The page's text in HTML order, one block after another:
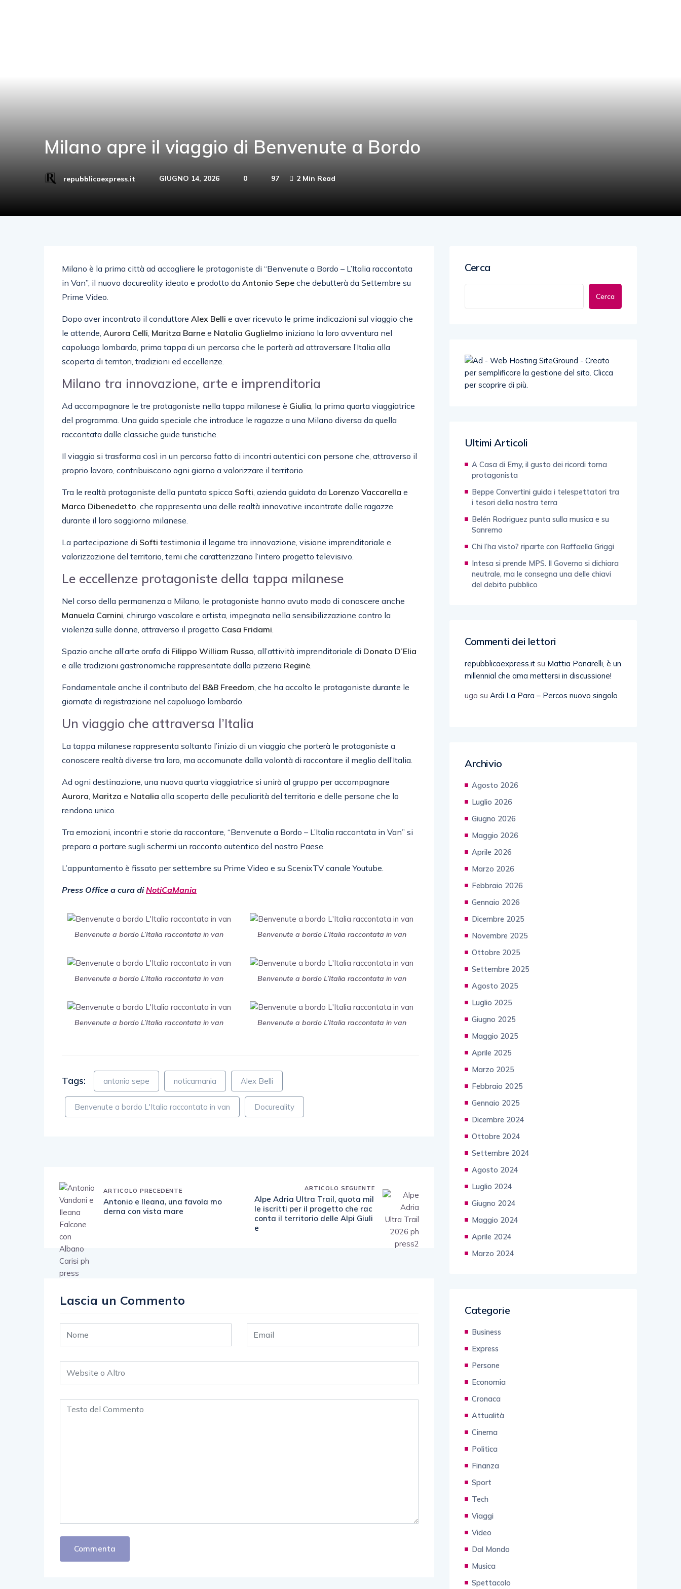
Milano apre il viaggio di Benvenute a Bordo
repubblicaexpress.it GIUGNO 14, 2026 0 97 2 Min Read
Milano è la prima città ad accogliere le protagoniste di “Benvenute a Bordo – L’Italia raccontata
in Van”, il nuovo docureality ideato e prodotto da Antonio Sepe che debutterà da Settembre su
Prime Video.
Dopo aver incontrato il conduttore Alex Belli e aver ricevuto le prime indicazioni sul viaggio che
le attende, Aurora Celli, Maritza Barne e Natalia Guglielmo iniziano la loro avventura nel
capoluogo lombardo, prima tappa di un percorso che le porterà ad attraversare l’Italia alla
scoperta di territori, tradizioni ed eccellenze.
Milano tra innovazione, arte e imprenditoria
Ad accompagnare le tre protagoniste nella tappa milanese è Giulia, la prima quarta viaggiatrice
del programma. Una guida speciale che introduce le ragazze a una Milano diversa da quella
raccontata dalle classiche guide turistiche.
Il viaggio si trasforma così in un percorso fatto di incontri autentici con persone che, attraverso il
proprio lavoro, contribuiscono ogni giorno a valorizzare il territorio.
Tra le realtà protagoniste della puntata spicca Softi, azienda guidata da Lorenzo Vaccarella e
Marco Dibenedetto, che rappresenta una delle realtà innovative incontrate dalle ragazze
durante il loro soggiorno milanese.
La partecipazione di Softi testimonia il legame tra innovazione, visione imprenditoriale e
valorizzazione del territorio, temi che caratterizzano l’intero progetto televisivo.
Le eccellenze protagoniste della tappa milanese
Nel corso della permanenza a Milano, le protagoniste hanno avuto modo di conoscere anche
Manuela Carnini, chirurgo vascolare e artista, impegnata nella sensibilizzazione contro la
violenza sulle donne, attraverso il progetto Casa Fridami.
Spazio anche all’arte orafa di Filippo William Russo, all’attività imprenditoriale di Donato D’Elia
e alle tradizioni gastronomiche rappresentate dalla pizzeria Reginè.
Fondamentale anche il contributo del B&B Freedom, che ha accolto le protagoniste durante le
giornate di registrazione nel capoluogo lombardo.
Un viaggio che attraversa l’Italia
La tappa milanese rappresenta soltanto l’inizio di un viaggio che porterà le protagoniste a
conoscere realtà diverse tra loro, ma accomunate dalla volontà di raccontare il meglio dell’Italia.
Ad ogni destinazione, una nuova quarta viaggiatrice si unirà al gruppo per accompagnare
Aurora, Maritza e Natalia alla scoperta delle peculiarità del territorio e delle persone che lo
rendono unico.
Tra emozioni, incontri e storie da raccontare, “Benvenute a Bordo – L’Italia raccontata in Van” si
prepara a portare sugli schermi un racconto autentico del nostro Paese.
L’appuntamento è fissato per settembre su Prime Video e su ScenixTV canale Youtube.
Press Office a cura diNotiCaMania
Benvenute a bordo L’Italia raccontata in van Benvenute a bordo L’Italia raccontata in van
Benvenute a bordo L’Italia raccontata in van Benvenute a bordo L’Italia raccontata in van
Benvenute a bordo L’Italia raccontata in van Benvenute a bordo L’Italia raccontata in van
Tags: antonio sepe noticamania Alex Belli
Benvenute a bordo L'Italia raccontata in van Docureality
ARTICOLO PRECEDENTE
Antonio e Ileana, una favola mo
derna con vista mare
ARTICOLO SEGUENTE
Alpe Adria Ultra Trail, quota mil
le iscritti per il progetto che rac
conta il territorio delle Alpi Giuli
e
Lascia un Commento
Cerca
Cerca
Ultimi Articoli
A Casa di Emy, il gusto dei ricordi torna
protagonista
Beppe Convertini guida i telespettatori tra
i tesori della nostra terra
Belén Rodriguez punta sulla musica e su
Sanremo
Chi l’ha visto? riparte con Raffaella Griggi
Intesa si prende MPS. Il Governo si dichiara
neutrale, ma le consegna una delle chiavi
del debito pubblico
Commenti dei lettori
repubblicaexpress.it su Mattia Panarelli, è un
millennial che ama mettersi in discussione!
ugo su Ardi La Para – Percos nuovo singolo
Archivio
Agosto 2026
Luglio 2026
Giugno 2026
Maggio 2026
Aprile 2026
Marzo 2026
Febbraio 2026
Gennaio 2026
Dicembre 2025
Novembre 2025
Ottobre 2025
Settembre 2025
Agosto 2025
Luglio 2025
Giugno 2025
Maggio 2025
Aprile 2025
Marzo 2025
Febbraio 2025
Gennaio 2025
Dicembre 2024
Ottobre 2024
Settembre 2024
Agosto 2024
Luglio 2024
Giugno 2024
Maggio 2024
Aprile 2024
Marzo 2024
Categorie
Business
Express
Persone
Economia
Cronaca
Attualità
Cinema
Politica
Finanza
Sport
Tech
Viaggi
Video
Dal Mondo
Musica
Spettacolo